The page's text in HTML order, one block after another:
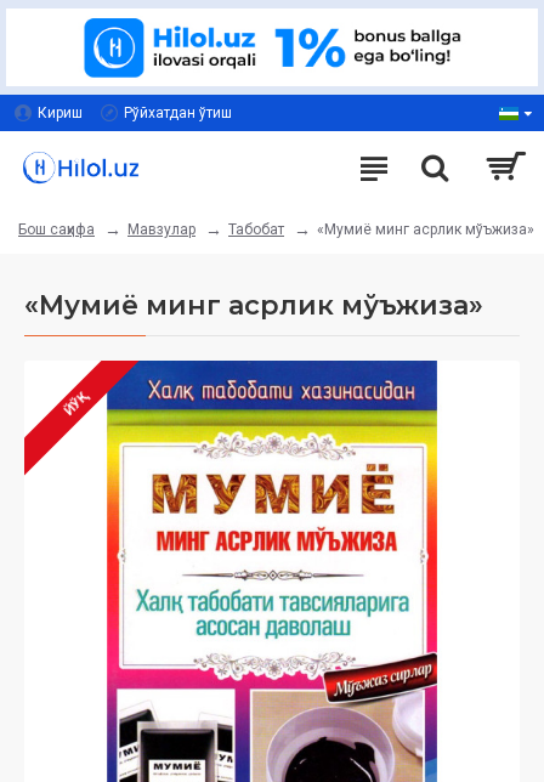
Кириш Рўйхатдан ўтиш
Бош саҳифа Мавзулар Табобат «Мумиё минг асрлик мўъжиза»
«Мумиё минг асрлик мўъжиза»
ЙЎҚ